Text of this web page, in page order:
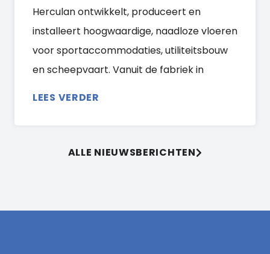
Herculan ontwikkelt, produceert en
installeert hoogwaardige, naadloze vloeren
voor sportaccommodaties, utiliteitsbouw
en scheepvaart. Vanuit de fabriek in
LEES VERDER
ALLE NIEUWSBERICHTEN